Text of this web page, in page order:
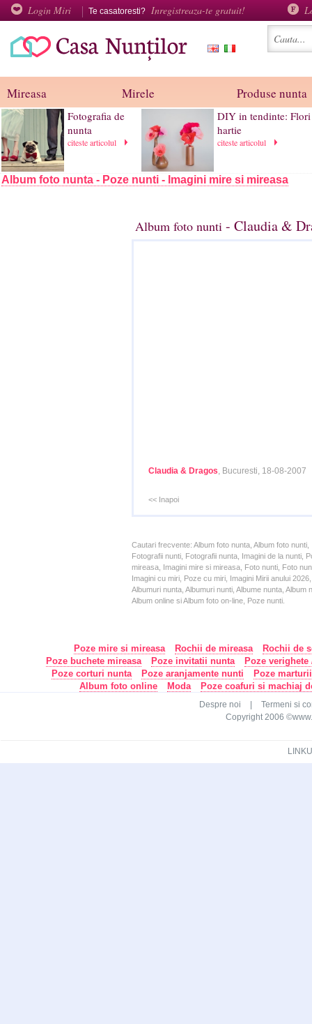
Login Miri Te casatoresti? Inregistreaza-te gratuit!
Mireasa Mirele Produse nunta
Fotografia de
nunta
citeste articolul
DIY in tendinte:
hartie
citeste articolul
Album foto nunta - Poze nunti - Imagini mire si mireasa
Album foto nunti - Claudia &
Claudia & Dragos, Bucuresti, 18-08-2007
<< Inapoi
Cautari frecvente: Album foto nunta, Album foto
Fotografii nunti, Fotografii nunta, Imagini de la nunti,
mireasa, Imagini mire si mireasa, Foto nunti, Foto
Imagini cu miri, Poze cu miri, Imagini Mirii anului
Albumuri nunta, Albumuri nunti, Albume nunta,
Album online si Album foto on-line, Poze nunti.
Poze mire si mireasa Rochii de mireasa
Rochii de
Poze buchete mireasa
Poze invitatii nunta
Poze
Poze corturi nunta
Poze aranjamente nunti
Poze
Album foto online
Moda Poze coafuri si machiaj
Despre noi
Termeni si
Copyright 2006